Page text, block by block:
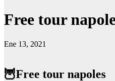
Free tour
Ene 13, 2021
🦉Free tour napoles